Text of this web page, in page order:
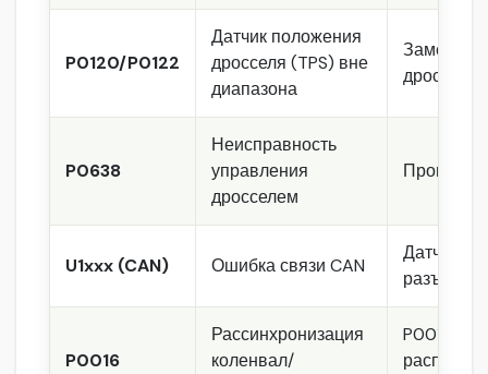
P0120/P0122
Датчик положения
дросселя (TPS) вне
диапазона
Замер
дросселя
P0638
Неисправность
управления
дросселем
Проверка
U1xxx (CAN) Ошибка связи CAN
Датчик
разъёмах
P0016
Рассинхронизация
коленвал/
P0016 —